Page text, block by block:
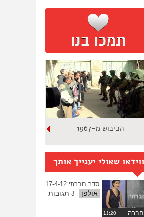
הכיבוש מ-1967
ווידאו שאולי יענייך אותך
חברה
סדר חברתי 17-4-12
אולפן 3 תגובות